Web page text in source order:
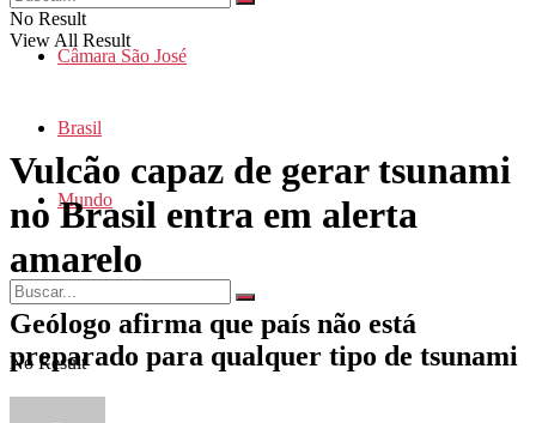
Câmara São José
Brasil
Mundo
No Result
No Result
View All Result
Vulcão capaz de gerar tsunami
no Brasil entra em alerta
amarelo
Geólogo afirma que país não está
preparado para qualquer tipo de tsunami